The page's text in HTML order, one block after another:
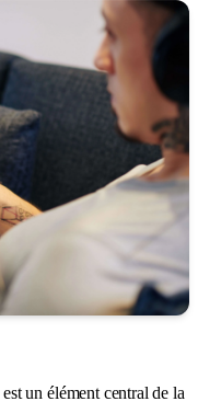
est un élément central de la